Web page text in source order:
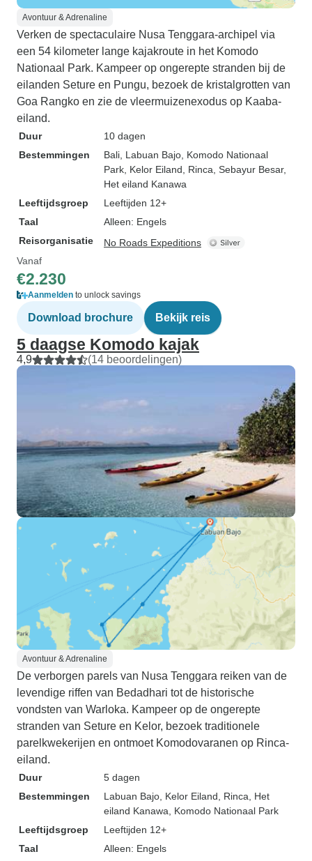
Avontuur & Adrenaline
Verken de spectaculaire Nusa Tenggara-archipel via
een 54 kilometer lange kajakroute in het Komodo
Nationaal Park. Kampeer op ongerepte stranden bij de
eilanden Seture en Pungu, bezoek de kristalgrotten van
Goa Rangko en zie de vleermuizenexodus op Kaaba-
eiland.
Duur
10 dagen
Bestemmingen
Bali , Labuan Bajo , Komodo Nationaal
Park , Kelor Eiland , Rinca , Sebayur Besar,
Het eiland Kanawa
Leeftijdsgroep
Leeftijden 12+
Taal
Alleen: Engels
Reisorganisatie
No Roads Expeditions
Vanaf
€2.230
Aanmelden to unlock savings
Download brochure Bekijk reis
5 daagse Komodo kajak
4,9 (14 beoordelingen)
Avontuur & Adrenaline
De verborgen parels van Nusa Tenggara reiken van de
levendige riffen van Bedadhari tot de historische
vondsten van Warloka. Kampeer op de ongerepte
stranden van Seture en Kelor, bezoek traditionele
parelkwekerijen en ontmoet Komodovaranen op Rinca-
eiland.
Duur
5 dagen
Bestemmingen
Labuan Bajo , Kelor Eiland , Rinca , Het
eiland Kanawa , Komodo Nationaal Park
Leeftijdsgroep
Leeftijden 12+
Taal
Alleen: Engels